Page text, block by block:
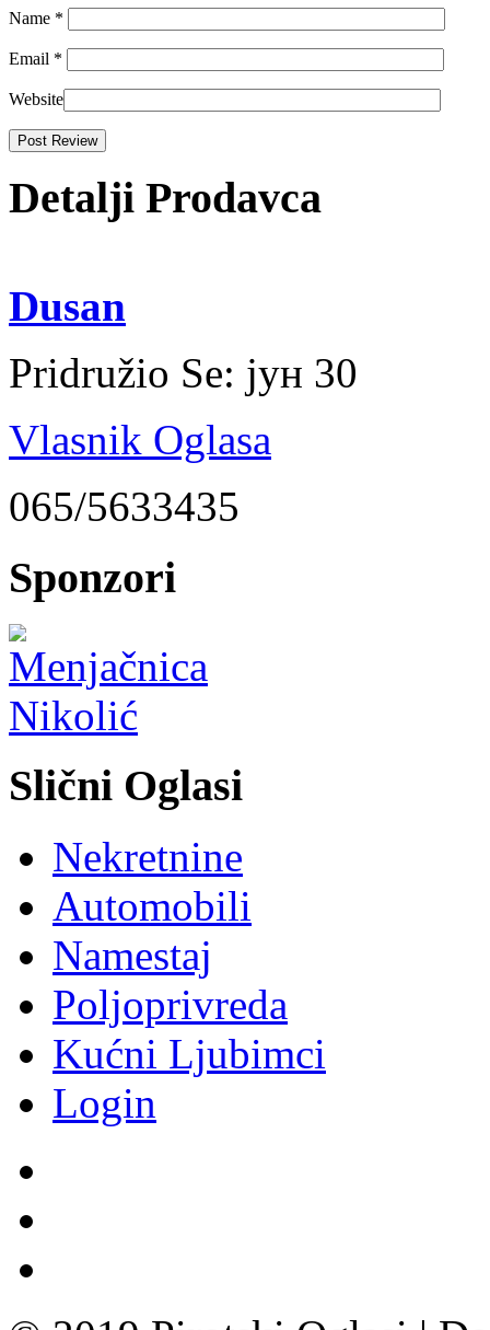
Name *
Email *
Website
Detalji Prodavca
Dusan
Pridružio Se: јун 30
Vlasnik Oglasa
065/5633435
Sponzori
Slični Oglasi
Nekretnine
Automobili
Namestaj
Poljoprivreda
Kućni Ljubimci
Login